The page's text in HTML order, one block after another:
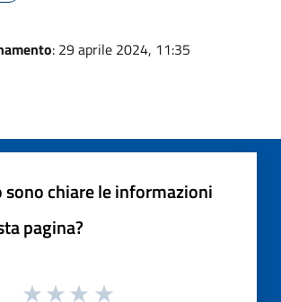
: 29 aprile 2024, 11:35
sono chiare le informazioni
pagina?